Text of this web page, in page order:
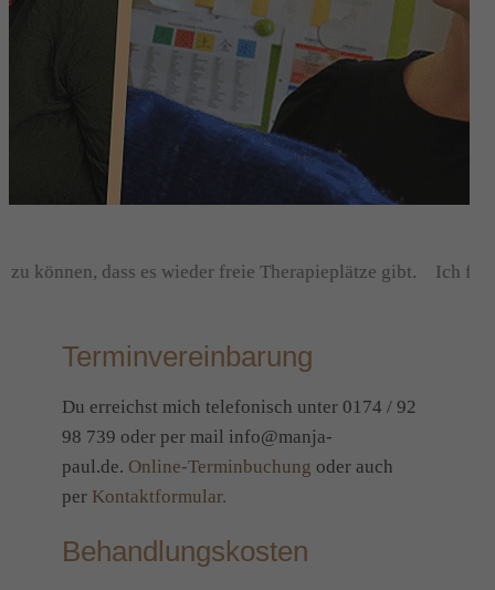
können, dass es wieder freie Therapieplätze gibt. Ich
Terminvereinbarung
Du erreichst mich telefonisch unter 0174 / 92
98 739 oder per mail info@manja-
paul.de. Online-Terminbuchung oder auch
per Kontaktformular.
Behandlungskosten